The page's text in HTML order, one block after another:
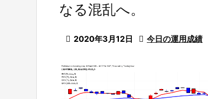
なる混乱へ。
 2020年3月12日  今日の運用成績